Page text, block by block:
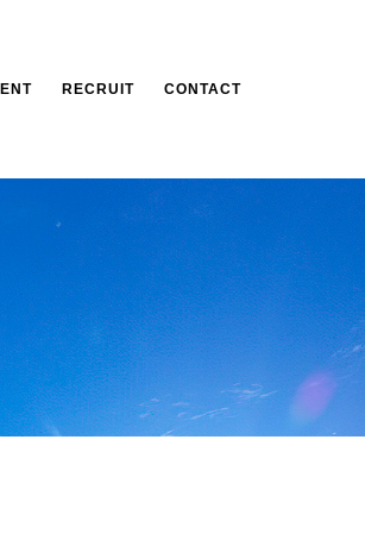
RECRUIT CONTACT